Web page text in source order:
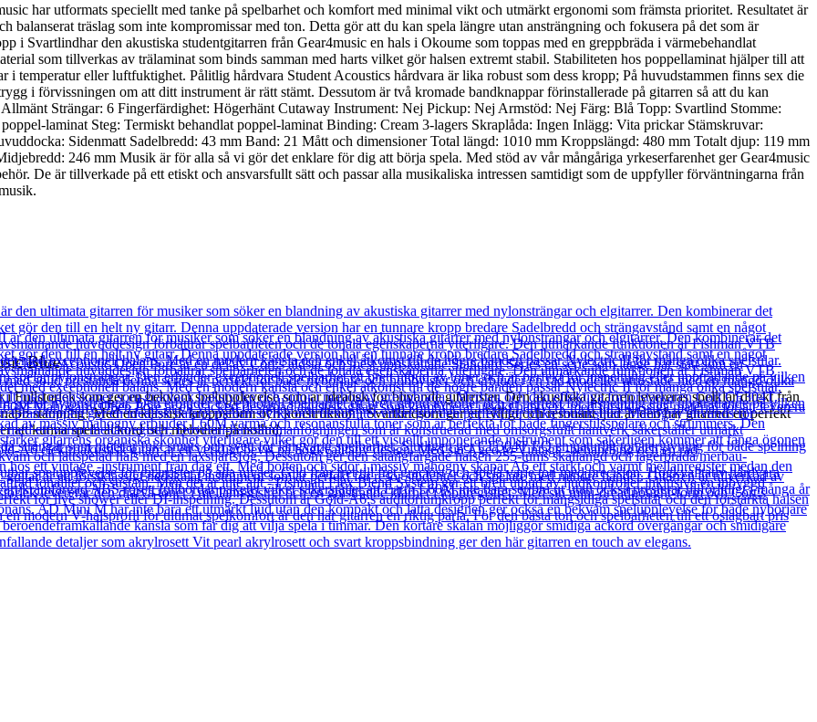
har utformats speciellt med tanke på spelbarhet och komfort med minimal vikt och utmärkt ergonomi som främsta prioritet. Resultatet är
träslag som inte kompromissar med ton. Detta gör att du kan spela längre utan ansträngning och fokusera på det som är
Svartlindhar den akustiska studentgitarren från Gear4music en hals i Okoume som toppas med en greppbräda i värmebehandlat
som tillverkas av trälaminat som binds samman med harts vilket gör halsen extremt stabil. Stabiliteten hos poppellaminat hjälper till att
temperatur eller luftfuktighet. Pålitlig hårdvara Student Acoustics hårdvara är lika robust som dess kropp; På huvudstammen finns sex die
i förvissningen om att ditt instrument är rätt stämt. Dessutom är två kromade bandknappar förinstallerade på gitarren så att du kan
Strängar: 6 Fingerfärdighet: Högerhänt Cutaway Instrument: Nej Pickup: Nej Armstöd: Nej Färg: Blå Topp: Svartlind Stomme:
laminat Steg: Termiskt behandlat poppel-laminat Binding: Cream 3-lagers Skraplåda: Ingen Inlägg: Vita prickar Stämskruvar:
Sidenmatt Sadelbredd: 43 mm Band: 21 Mått och dimensioner Total längd: 1010 mm Kroppslängd: 480 mm Totalt djup: 119 mm
246 mm Musik är för alla så vi gör det enklare för dig att börja spela. Med stöd av vår mångåriga yrkeserfarenhet ger Gear4music
De är tillverkade på ett etiskt och ansvarsfullt sätt och passar alla musikaliska intressen samtidigt som de uppfyller förväntningarna från
Blue
som ger en bekväm spelupplevelse som är idealisk för blivande gitarrister. Den akustiska gitarren levereras spelklar direkt från
stämning! Med en klassisk kroppsform och konstruktion i Svartlindsom ger ett fylligt och resonant ljud är den här gitarren en perfekt
att kunna spela ackord och melodier på nolltid.